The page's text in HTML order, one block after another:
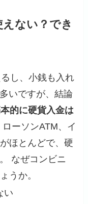
ない？でき
し、小銭も入れ
いですが、結論
的に硬貨入金は
ーソンATM、イ
ほとんどで、硬
なぜコンビニ
うか。
い